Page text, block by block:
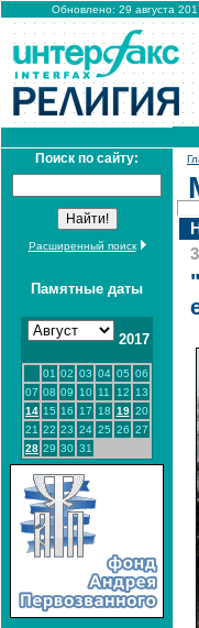
Обновлено: 29 августа
Поиск по сайту:
Расширенный поиск
Памятные даты
2017
01 02 03 04 05 06
07 08 09 10 11 12
13
14 15 16 17 18 19 20
21 22 23 24 25 26 27
28 29 30 31